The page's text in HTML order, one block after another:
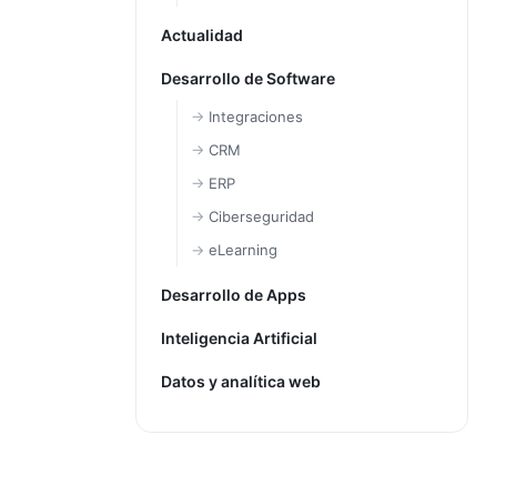
Actualidad
Desarrollo de Software
Integraciones
CRM
ERP
Ciberseguridad
eLearning
Desarrollo de Apps
Inteligencia Artificial
Datos y analítica web